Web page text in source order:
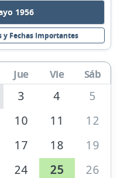
1956
Fechas Importantes
Jue Vie Sáb
3 4
5
10 11
12
17 18
19
24 25
26